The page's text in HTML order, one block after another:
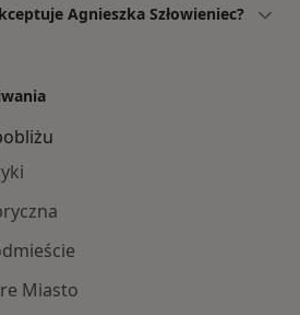
Agnieszka Szłowieniec?
Miasto